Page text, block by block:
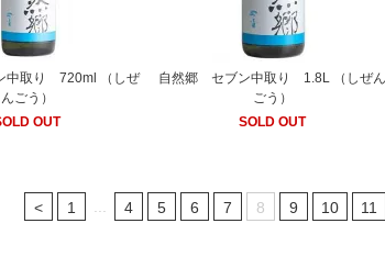
中取り 720ml （しぜ
んごう）
OUT
自然郷 セブン中取り 1.8L （しぜん
ごう）
SOLD OUT
< 1 4 5 6 7 8 9 10 11